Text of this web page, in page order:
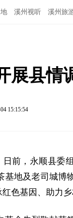
溪州视听 溪州旅
展县情
15:15:54
日前，永顺县委
地及老司城博
色基因、助力